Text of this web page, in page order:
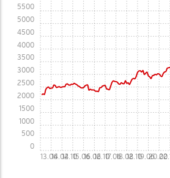
13.0614.0214.1015.0616.0216.1017.0618.0218.1019.0620.02
0
500
1000
1500
2000
2500
3000
3500
4000
4500
5000
5500